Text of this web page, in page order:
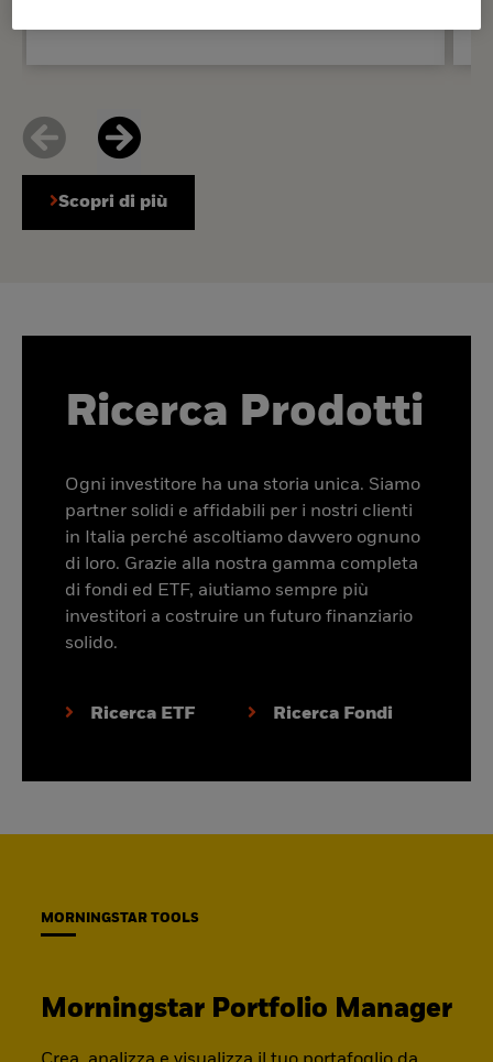
Scopri di più
Ricerca Prodotti
Ogni investitore ha una storia unica. Siamo
partner solidi e affidabili per i nostri clienti
in Italia perché ascoltiamo davvero ognuno
di loro. Grazie alla nostra gamma completa
di fondi ed ETF, aiutiamo sempre più
investitori a costruire un futuro finanziario
solido.
Ricerca ETF Ricerca Fondi
MORNINGSTAR TOOLS
Morningstar Portfolio Manager